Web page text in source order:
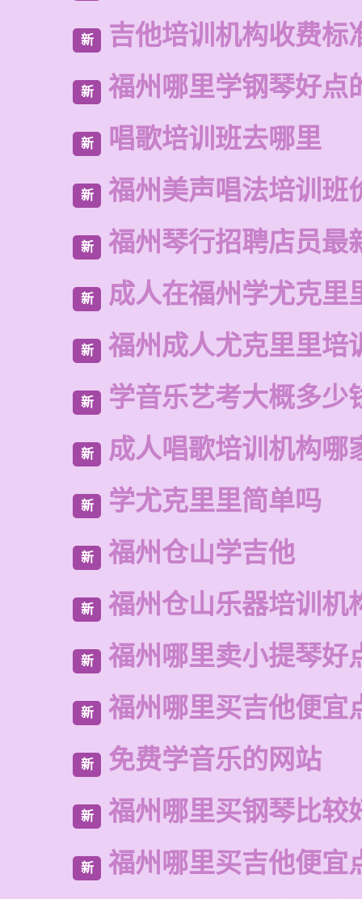
新 吉他培训机构收费标
新 福州哪里学钢琴好点
新 唱歌培训班去哪里
新 福州美声唱法培训班
新 福州琴行招聘店员最
新 成人在福州学尤克里
新 福州成人尤克里里培
新 学音乐艺考大概多少
新 成人唱歌培训机构哪
新 学尤克里里简单吗
新 福州仓山学吉他
新 福州仓山乐器培训机
新 福州哪里卖小提琴好
新 福州哪里买吉他便宜
新 免费学音乐的网站
新 福州哪里买钢琴比较
新 福州哪里买吉他便宜